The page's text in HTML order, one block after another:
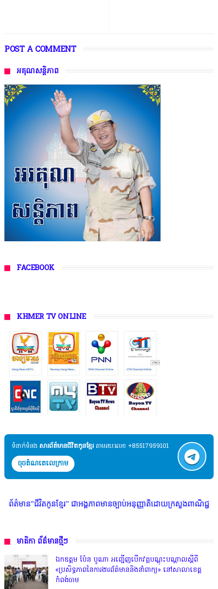
POST A COMMENT
អគុណសន្តិភាព
FACEBOOK
KHMER TV ONLINE
ទំនាក់ទំនង​​ សារព័ត៌មានជីវិតកូនខ្មែរ តាមរយៈលេខ +85517959101
ចុចតំណតេលេក្រាម
តកូនខ្មែរ" ជាអង្គភាពមានច្បាប់អនុញ្ញាតិដោយក្រសួងពាណិជ្ជកម្ម ក្រសួងកា
មាតិកា ព័ត៌មានថ្មីៗ
ឯកឧត្តម ប៉ែន បូណា អញ្ជើញបើកវគ្គបណ្តុះបណ្តាលស្តីពី
«ប្រសិទ្ធភាពនៃការងារព័ត៌មាននិងនាំពាក្យ» នៅសាលាខេត្ត
កំពង់ចាម